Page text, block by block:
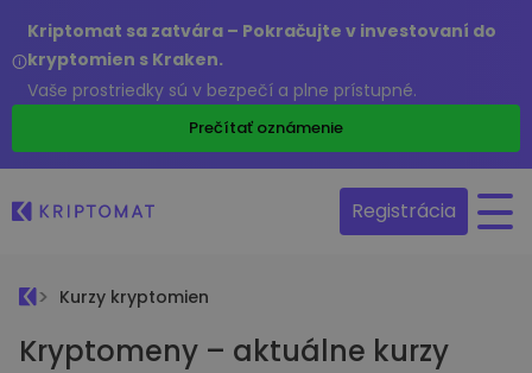
Kriptomat sa zatvára – Pokračujte v investovaní do
kryptomien s Kraken.
Vaše prostriedky sú v bezpečí a plne prístupné.
Prečítať oznámenie
Registrácia
Kurzy kryptomien
Kryptomeny – aktuálne kurzy